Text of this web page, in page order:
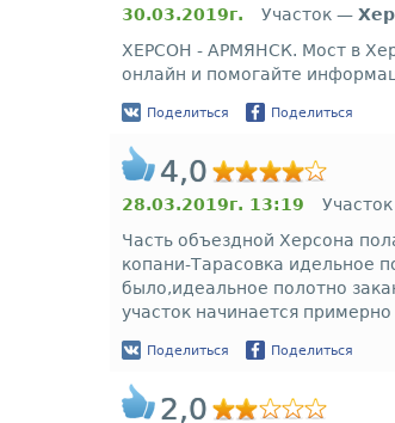
30.03.2019г. Участок —
ХЕРСОН - АРМЯНСК. Мост в
онлайн и помогайте
Поделиться Поделиться
4,0
28.03.2019г. 13:19
Часть объездной Херсона
копани-Тарасовка идельное
было,идеальное полотно
участок начинается
Поделиться Поделиться
2,0